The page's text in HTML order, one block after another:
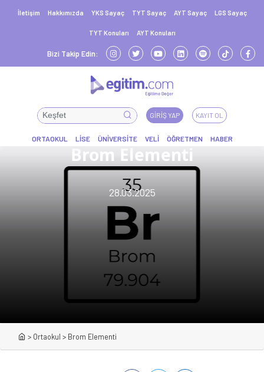
İletişim Hakkımızda YKS Sayaç TYT Sayaç AYT Sayaç LGS Sayaç
TYT Konuları AYT Konuları
Bizi Takip Edin:
GIRIŞ YAP KAYIT OL
Brom Elementi
28.03.2025
> Ortaokul > Brom Elementi